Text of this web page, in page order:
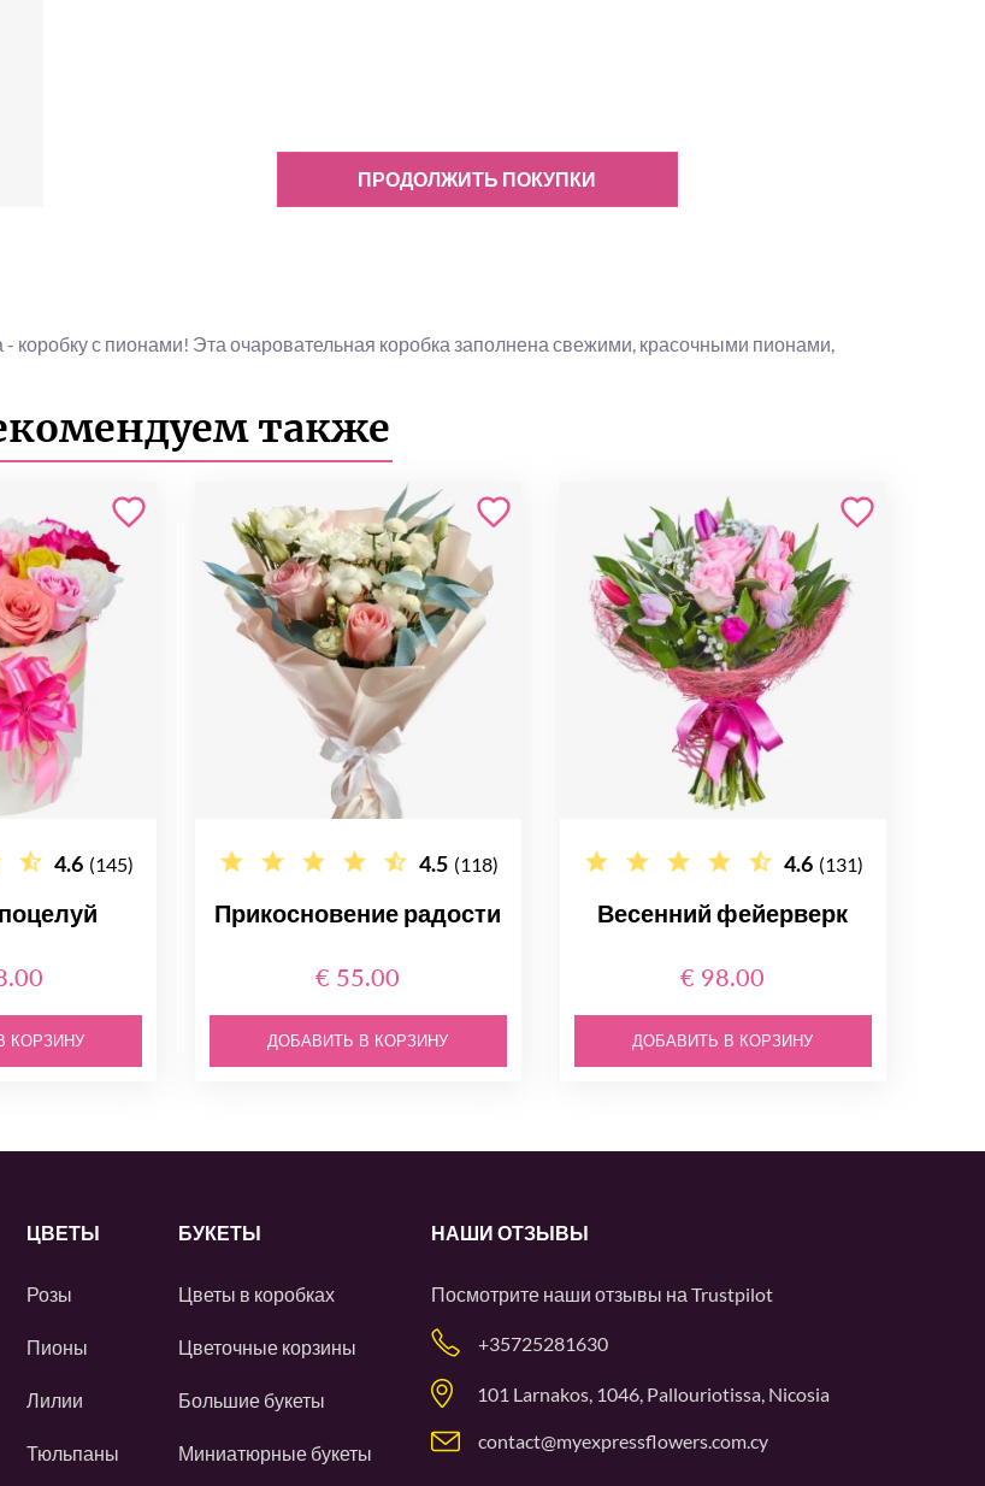
ПРОДОЛЖИТЬ ПОКУПКИ
с пионами! Эта очаровательная коробка заполнена свежими, красочными пионами,
также
4.6 (145)
КОРЗИНУ
4.5 (118)
Прикосновение радости
€ 55.00
ДОБАВИТЬ В КОРЗИНУ
4.6 (131)
Весенний фейерверк
€ 98.00
ДОБАВИТЬ В КОРЗИНУ
ЦВЕТЫ
Розы
Пионы
Лилии
Тюльпаны
БУКЕТЫ
Цветы в коробках
Цветочные корзины
Большие букеты
Миниатюрные букеты
НАШИ ОТЗЫВЫ
Посмотрите наши отзывы на Trustpilot
+35725281630
101 Larnakos, 1046, Pallouriotissa, Nicosia
contact@myexpressflowers.com.cy